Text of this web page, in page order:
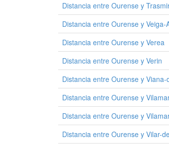
Distancia entre Ourense y
Distancia entre Ourense y Veiga-
Distancia entre Ourense y Verea
Distancia entre Ourense y Verin
Distancia entre Ourense y Viana-
Distancia entre Ourense y
Distancia entre Ourense y
Distancia entre Ourense y Vilar-